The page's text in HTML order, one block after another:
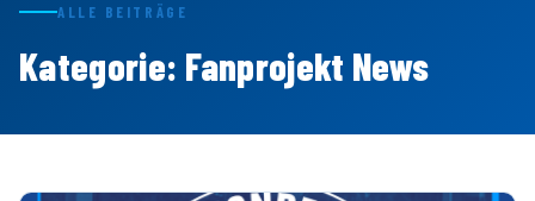
ALLE BEITRÄGE
Kategorie: Fanprojekt News